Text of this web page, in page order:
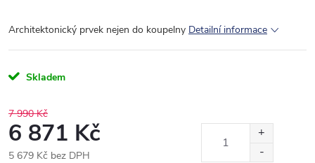
Architektonický prvek nejen do koupelny Detailní informace
Skladem
7 990 Kč
6 871 Kč
5 679 Kč bez DPH